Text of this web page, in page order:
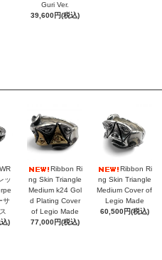
Guri Ver.
39,600円(税込)
ッ
サ
)
Ribbon Ri
ng Skin Triangle
Medium k24 Gol
d Plating Cover
of Legio Made
77,000円(税込)
Ribbon Ri
ng Skin Triangle
Medium Cover of
Legio Made
60,500円(税込)